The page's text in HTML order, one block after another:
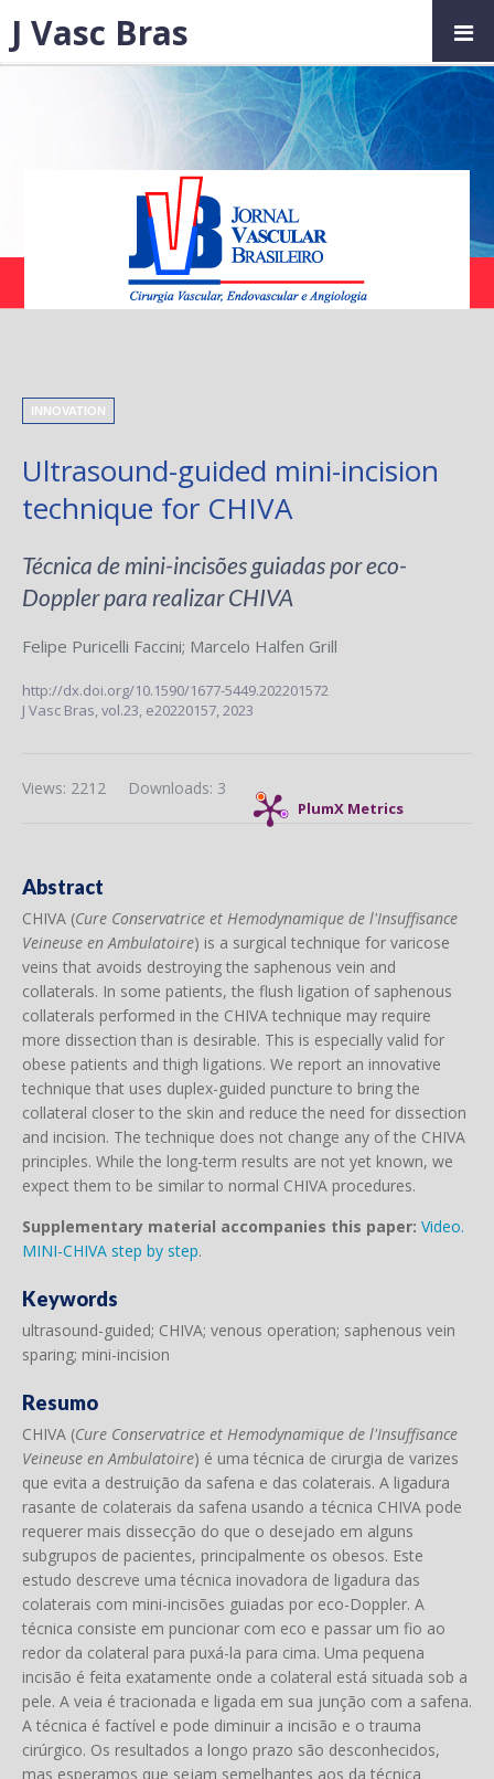
INNOVATION
Ultrasound-guided mini-incision
technique for CHIVA
Técnica de mini-incisões guiadas por eco-
Doppler para realizar CHIVA
Felipe Puricelli Faccini; Marcelo Halfen Grill
http://dx.doi.org/10.1590/1677-5449.202201572
J Vasc Bras,vol.23, e20220157, 2023
PlumX Metrics
Downloads: 3
Views: 2212
Abstract
CHIVA (Cure Conservatrice et Hemodynamique de l'Insuffisance
Veineuse en Ambulatoire) is a surgical technique for varicose
veins that avoids destroying the saphenous vein and
collaterals. In some patients, the flush ligation of saphenous
collaterals performed in the CHIVA technique may require
more dissection than is desirable. This is especially valid for
obese patients and thigh ligations. We report an innovative
technique that uses duplex-guided puncture to bring the
collateral closer to the skin and reduce the need for dissection
and incision. The technique does not change any of the CHIVA
principles. While the long-term results are not yet known, we
expect them to be similar to normal CHIVA procedures.
Supplementary material accompanies this paper: Video.
MINI-CHIVA step by step.
Keywords
ultrasound-guided; CHIVA; venous operation; saphenous vein
sparing; mini-incision
Resumo
CHIVA (Cure Conservatrice et Hemodynamique de l'Insuffisance
Veineuse en Ambulatoire) é uma técnica de cirurgia de varizes
que evita a destruição da safena e das colaterais. A ligadura
rasante de colaterais da safena usando a técnica CHIVA pode
requerer mais dissecção do que o desejado em alguns
subgrupos de pacientes, principalmente os obesos. Este
estudo descreve uma técnica inovadora de ligadura das
colaterais com mini-incisões guiadas por eco-Doppler. A
técnica consiste em puncionar com eco e passar um fio ao
redor da colateral para puxá-la para cima. Uma pequena
incisão é feita exatamente onde a colateral está situada sob a
pele. A veia é tracionada e ligada em sua junção com a safena.
A técnica é factível e pode diminuir a incisão e o trauma
cirúrgico. Os resultados a longo prazo são desconhecidos,
mas esperamos que sejam semelhantes aos da técnica
J Vasc Bras